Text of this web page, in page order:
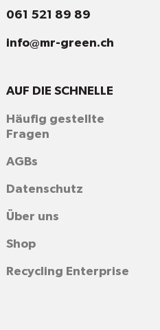
061 521 89 89
info@mr-green.ch
AUF DIE SCHNELLE
Häufig gestellte
Fragen
AGBs
Datenschutz
Über uns
Shop
Recycling Enterprise